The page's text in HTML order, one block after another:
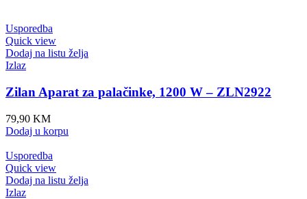
Usporedba
Quick view
Dodaj na listu želja
Izlaz
Zilan Aparat za palačinke, 1200 W – ZLN2922
79,90 KM
Dodaj u korpu
Usporedba
Quick view
Dodaj na listu želja
Izlaz